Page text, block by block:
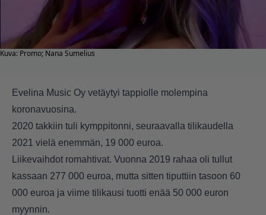
Kuva: Promo; Nana Sumelius
Evelina Music Oy vetäytyi tappiolle molempina
koronavuosina.
2020 takkiin tuli kymppitonni, seuraavalla tilikaudella
2021 vielä enemmän, 19 000 euroa.
Liikevaihdot romahtivat. Vuonna 2019 rahaa oli tullut
kassaan 277 000 euroa, mutta sitten tiputtiin tasoon 60
000 euroa ja viime tilikausi tuotti enää 50 000 euron
myynnin.